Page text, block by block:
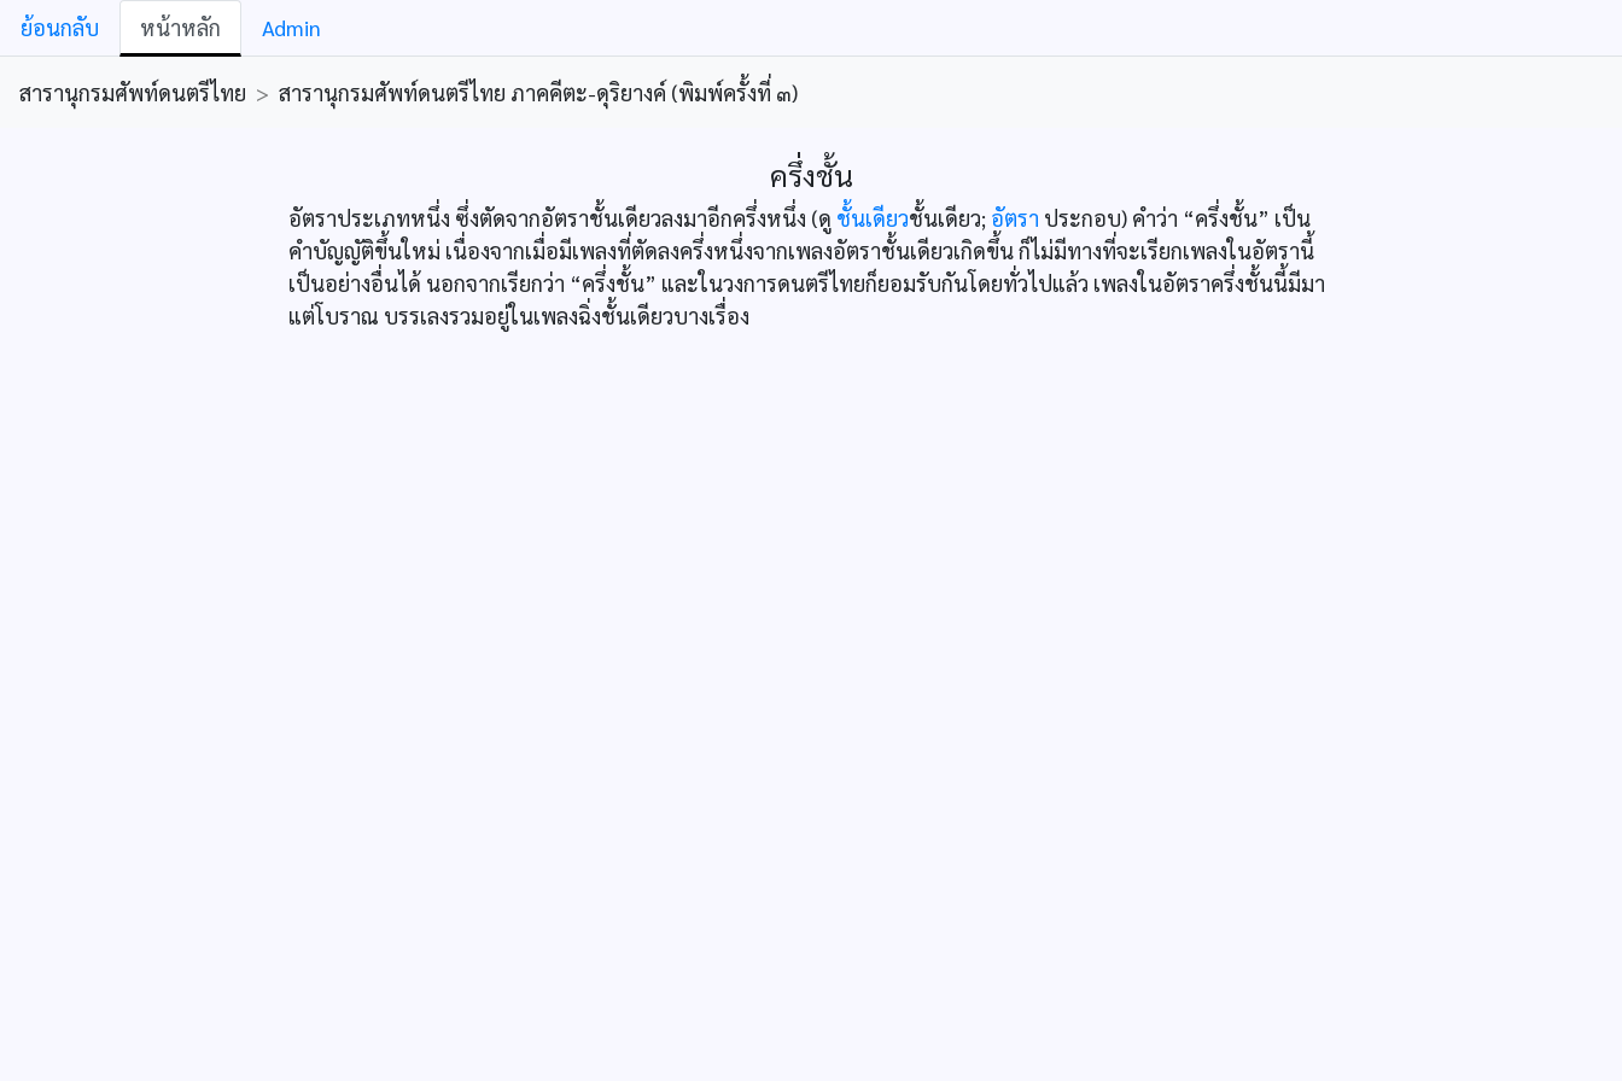
ย้อนกลับ หน้าหลัก Admin
สารานุกรมศัพท์ดนตรีไทย > สารานุกรมศัพท์ดนตรีไทย ภาคคีตะ-ดุริยางค์ (พิมพ์ครั้งที่ ๓)
ครึ่งชั้น
อัตราประเภทหนึ่ง ซึ่งตัดจากอัตราชั้นเดียวลงมาอีกครึ่งหนึ่ง (ดู ชั้นเดียวชั้นเดียว; อัตรา ประกอบ) คำว่า “ครึ่งชั้น” เป็น
คำบัญญัติขึ้นใหม่ เนื่องจากเมื่อมีเพลงที่ตัดลงครึ่งหนึ่งจากเพลงอัตราชั้นเดียวเกิดขึ้น ก็ไม่มีทางที่จะเรียกเพลงในอัตรานี้
เป็นอย่างอื่นได้ นอกจากเรียกว่า “ครึ่งชั้น” และในวงการดนตรีไทยก็ยอมรับกันโดยทั่วไปแล้ว เพลงในอัตราครึ่งชั้นนี้มีมา
แต่โบราณ บรรเลงรวมอยู่ในเพลงฉิ่งชั้นเดียวบางเรื่อง